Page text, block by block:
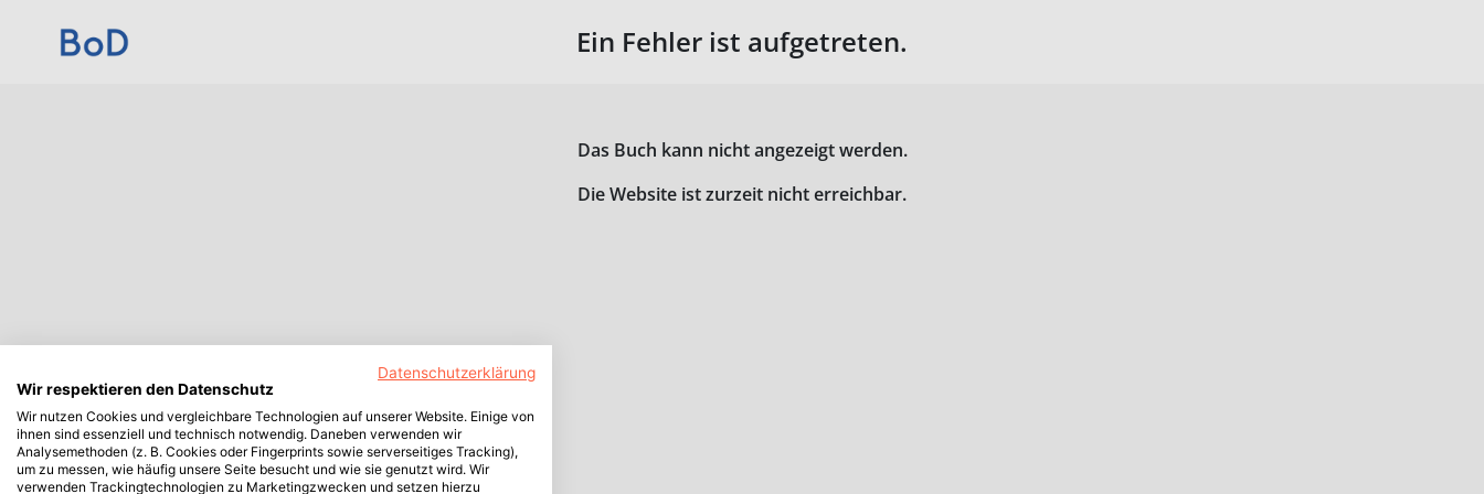
Ein Fehler ist aufgetreten.
Das Buch kann nicht angezeigt werden.
Die Website ist zurzeit nicht erreichbar.
Datenschutzerklärung
Wir respektieren den Datenschutz
Wir nutzen Cookies und vergleichbare Technologien auf unserer Website. Einige von
ihnen sind essenziell und technisch notwendig. Daneben verwenden wir
Analysemethoden (z. B. Cookies oder Fingerprints sowie serverseitiges Tracking),
um zu messen, wie häufig unsere Seite besucht und wie sie genutzt wird. Wir
verwenden Trackingtechnologien zu Marketingzwecken und setzen hierzu